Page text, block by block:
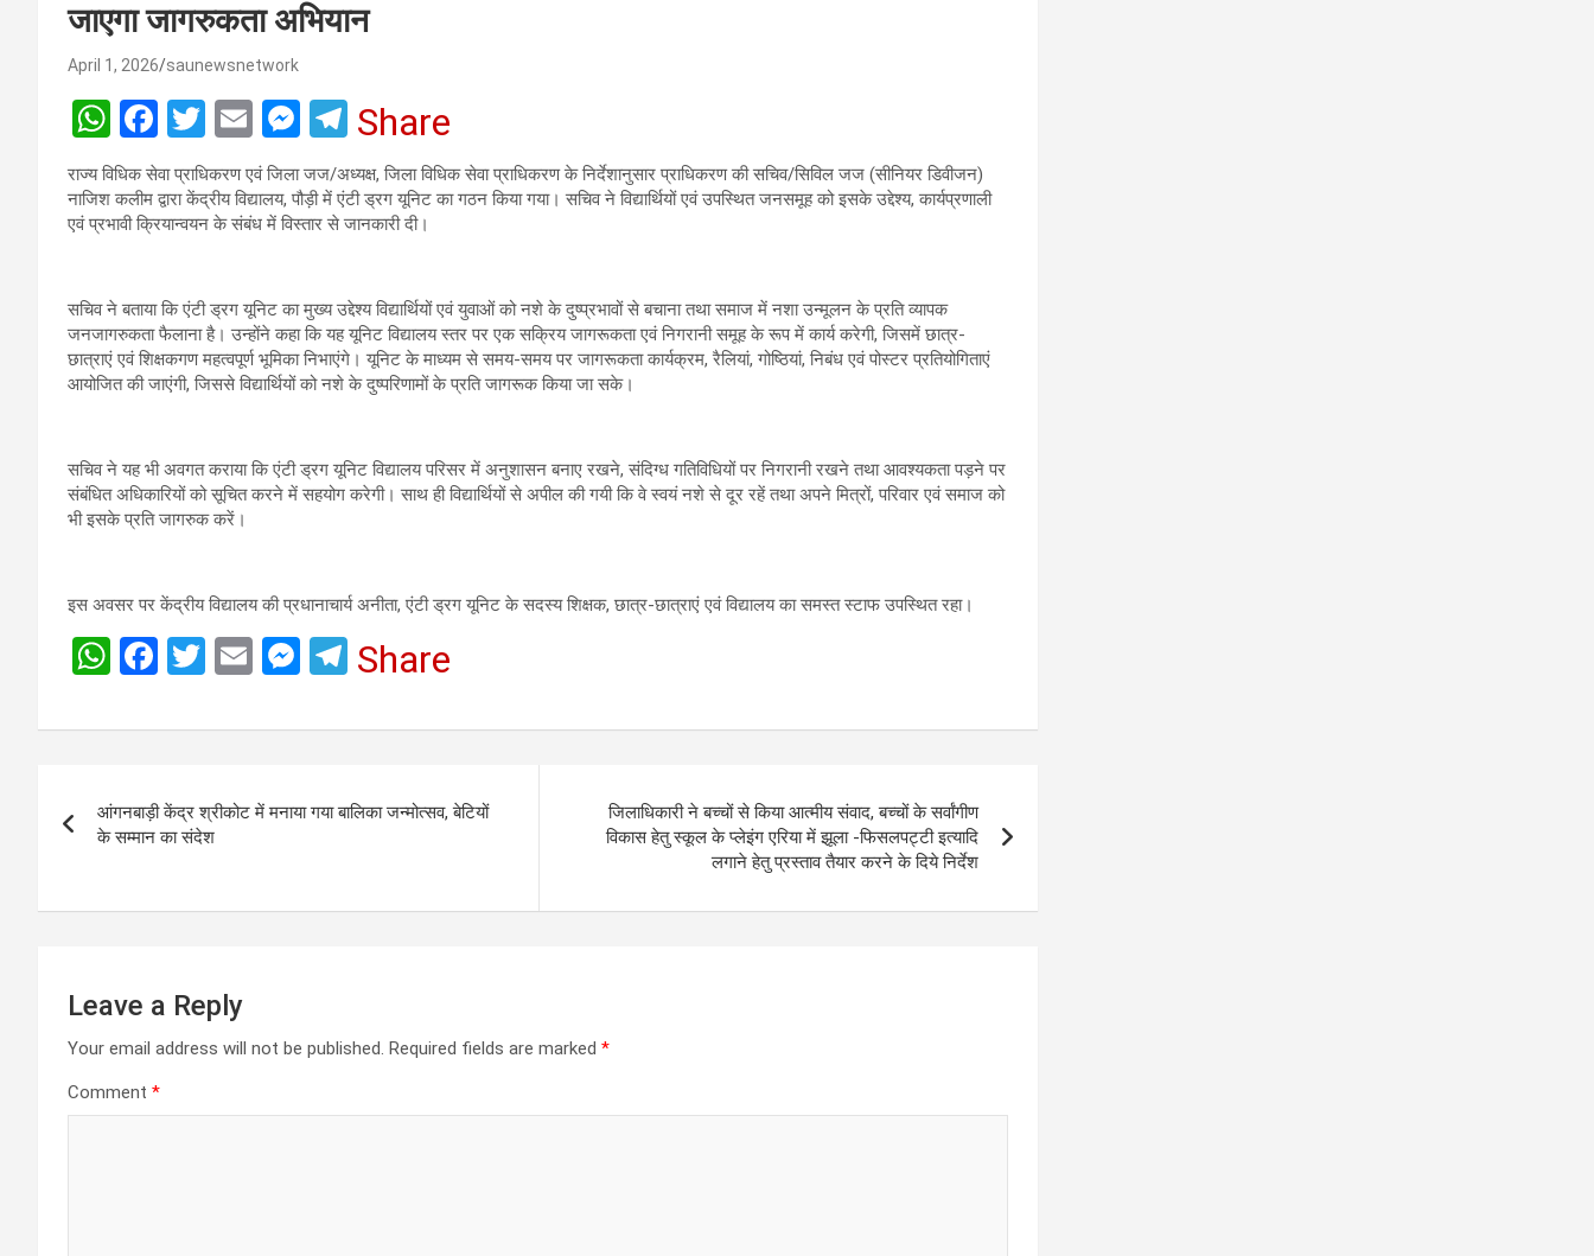
जाएगा जागरुकता अभियान
April 1, 2026 saunewsnetwork
W
h
at
s
p
p
F
a
ce
b
o
k
T
wi
tt
er
E
m
ail
M
es
se
n
er
T
el
e
gr
m
Share
राज्य विधिक सेवा प्राधिकरण एवं जिला जज/अध्यक्ष, जिला विधिक सेवा प्राधिकरण के निर्देशानुसार प्राधिकरण की सचिव/सिविल जज (सीनियर डिवीजन)
नाजिश कलीम द्वारा केंद्रीय विद्यालय, पौड़ी में एंटी ड्रग यूनिट का गठन किया गया। सचिव ने विद्यार्थियों एवं उपस्थित जनसमूह को इसके उद्देश्य, कार्यप्रणाली
एवं प्रभावी क्रियान्वयन के संबंध में विस्तार से जानकारी दी।
सचिव ने बताया कि एंटी ड्रग यूनिट का मुख्य उद्देश्य विद्यार्थियों एवं युवाओं को नशे के दुष्प्रभावों से बचाना तथा समाज में नशा उन्मूलन के प्रति व्यापक
जनजागरुकता फैलाना है। उन्होंने कहा कि यह यूनिट विद्यालय स्तर पर एक सक्रिय जागरूकता एवं निगरानी समूह के रूप में कार्य करेगी, जिसमें छात्र-
छात्राएं एवं शिक्षकगण महत्वपूर्ण भूमिका निभाएंगे। यूनिट के माध्यम से समय-समय पर जागरूकता कार्यक्रम, रैलियां, गोष्ठियां, निबंध एवं पोस्टर प्रतियोगिताएं
आयोजित की जाएंगी, जिससे विद्यार्थियों को नशे के दुष्परिणामों के प्रति जागरूक किया जा सके।
सचिव ने यह भी अवगत कराया कि एंटी ड्रग यूनिट विद्यालय परिसर में अनुशासन बनाए रखने, संदिग्ध गतिविधियों पर निगरानी रखने तथा आवश्यकता पड़ने पर
संबंधित अधिकारियों को सूचित करने में सहयोग करेगी। साथ ही विद्यार्थियों से अपील की गयी कि वे स्वयं नशे से दूर रहें तथा अपने मित्रों, परिवार एवं समाज को
भी इसके प्रति जागरुक करें।
इस अवसर पर केंद्रीय विद्यालय की प्रधानाचार्य अनीता, एंटी ड्रग यूनिट के सदस्य शिक्षक, छात्र-छात्राएं एवं विद्यालय का समस्त स्टाफ उपस्थित रहा।
W
at
A
p
F
ce
o
o
T
tt
E
ail
M
se
g
T
e
a
Share
navigation
आंगनबाड़ी केंद्र श्रीकोट में मनाया गया बालिका जन्मोत्सव, बेटियों
के सम्मान का संदेश
जिलाधिकारी ने बच्चों से किया आत्मीय संवाद, बच्चों के सर्वांगीण
विकास हेतु स्कूल के प्लेइंग एरिया में झूला -फिसलपट्टी इत्यादि
लगाने हेतु प्रस्ताव तैयार करने के दिये निर्देश
Leave a Reply
Your email address will not be published. Required fields are marked *
Comment *